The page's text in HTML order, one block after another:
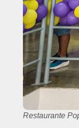
Com a reforma